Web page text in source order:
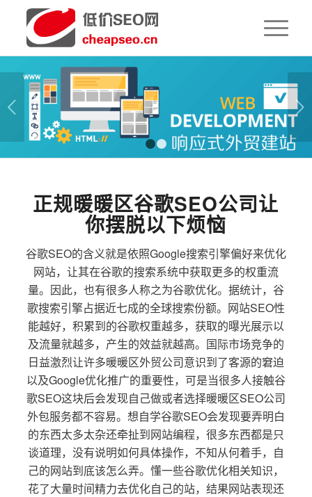
下一页
1 2
正规暖暖区谷歌SEO公司让
你摆脱以下烦恼
谷歌SEO的含义就是依照Google搜索引擎偏好来优化
网站，让其在谷歌的搜索系统中获取更多的权重流
量。因此，也有很多人称之为谷歌优化。据统计，谷
歌搜索引擎占据近七成的全球搜索份额。网站SEO性
能越好，积累到的谷歌权重越多，获取的曝光展示以
及流量就越多，产生的效益就越高。国际市场竞争的
日益激烈让许多暖暖区外贸公司意识到了客源的窘迫
以及Google优化推广的重要性，可是当很多人接触谷
歌SEO这块后会发现自己做或者选择暖暖区SEO公司
外包服务都不容易。想自学谷歌SEO会发现要弄明白
的东西太多太杂还牵扯到网站编程，很多东西都是只
谈道理，没有说明如何具体操作，不知从何着手，自
己的网站到底该怎么弄。懂一些谷歌优化相关知识，
花了大量时间精力去优化自己的站，结果网站表现还